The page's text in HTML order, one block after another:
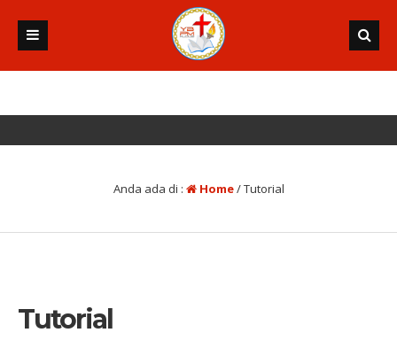
Anda ada di : Home/Tutorial
Tutorial